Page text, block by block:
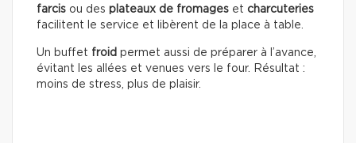
farcis ou des plateaux de fromages et charcuteries
facilitent le service et libèrent de la place à table.
Un buffet froid permet aussi de préparer à l’avance,
évitant les allées et venues vers le four. Résultat :
moins de stress, plus de plaisir.